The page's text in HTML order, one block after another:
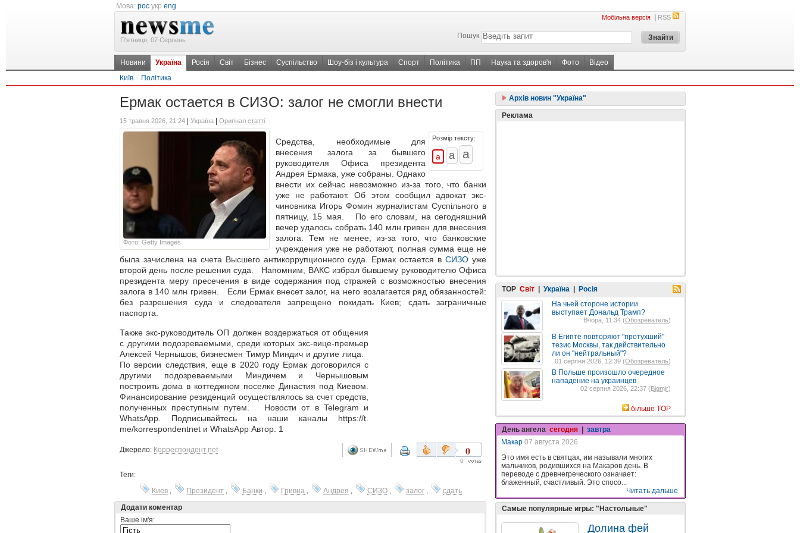
Мова: рос укр eng
П'ятниця, 07 Серпень
Мобільна версія RSS
Пошук
Новини Україна Росія Світ Бізнес Суспільство Шоу-біз і культура Спорт Політика ПП Наука та здоров'я Фото
Відео
Київ
Політика
Ермак остается в СИЗО: залог не смогли внести
15 травня 2026, 21:24 Україна Оригінал статті
Фото: Getty Images
Розмір тексту:
Средства, необходимые для
внесения залога за бывшего
руководителя Офиса президента
Андрея Ермака, уже собраны. Однако
внести их сейчас невозможно из-за того, что банки
уже не работают. Об этом сообщил адвокат экс-
чиновника Игорь Фомин журналистам Суспільного в
пятницу, 15 мая. По его словам, на сегодняшний
вечер удалось собрать 140 млн гривен для внесения
залога. Тем не менее, из-за того, что банковские
учреждения уже не работают, полная сумма еще не
была зачислена на счета Высшего антикоррупционного суда. Ермак остается вСИЗО уже
второй день после решения суда. Напомним, ВАКС избрал бывшему руководителю Офиса
президента меру пресечения в виде содержания под стражей с возможностью внесения
залога в 140 млн гривен. Если Ермак внесет залог, на него возлагается ряд обязанностей:
без разрешения суда и следователя запрещено покидать Киев; сдать заграничные
паспорта.
Также экс-руководитель ОП должен воздержаться от общения
с другими подозреваемыми, среди которых экс-вице-премьер
Алексей Чернышов, бизнесмен Тимур Миндич и другие лица.
По версии следствия, еще в 2020 году Ермак договорился с
другими подозреваемыми Миндичем и Чернышовым
построить дома в коттеджном поселке Династия под Киевом.
Финансирование резиденций осуществлялось за счет средств,
полученных преступным путем. Новости от в Telegram и
WhatsApp. Подписывайтесь на наши каналы https://t.
me/korrespondentnet и WhatsApp Автор: 1
Джерело: Корреспондент.net 0
0
Теги:
Киев , Президент , Банки , Гривна , Андрея , СИЗО , залог ,
сдать
Додати коментар
Ваше ім'я:
Архів новин "Україна"
Реклама
TOP Світ Україна
Росія
На чьей стороне истории
выступает Дональд Трамп?
Вчора, 11:34 (Обозреватель)
В Египте повторяют "протухший"
тезис Москвы, так действительно
ли он "нейтральный"?
01 серпня 2026, 12:39 (Обозреватель)
В Польше произошло очередное
нападение на украинцев
02 серпня 2026, 22:37 (Bigmir)
більше TOP
День ангела сегодня
завтра
Макар 07 августа 2026
Это имя есть в святцах, им называли многих
мальчиков, родившихся на Макаров день. В
переводе с древнегреческого означает:
блаженный, счастливый. Это спосо...
Читать дальше
Самые популярные игры: "Настольные"
Долина фей